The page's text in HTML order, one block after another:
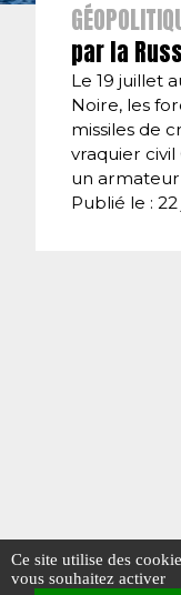
par la
Le 19 juillet
Noire, les
missiles de
vraquier
un
Publié le :
Ce site utilise des
vous souhaitez activer